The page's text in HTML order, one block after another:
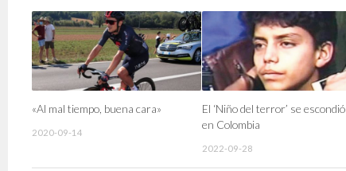
«Al mal tiempo, buena cara»
2020-09-14
El ‘Niño del terror’ se escondió
en Colombia
2022-09-28